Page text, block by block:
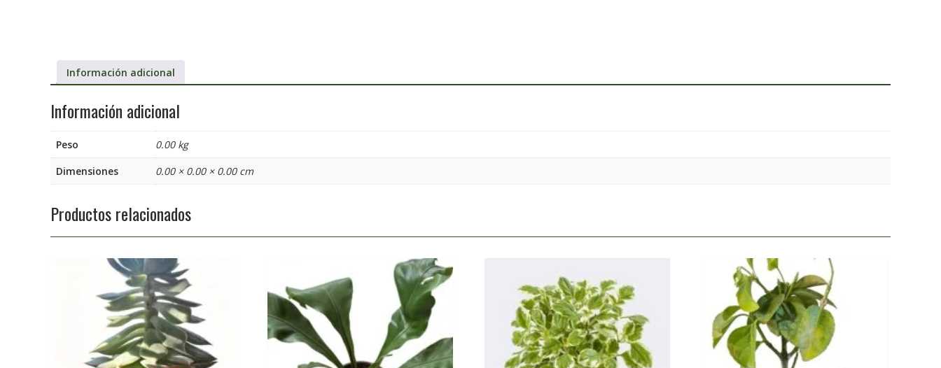
Información adicional
Información adicional
Peso
0.00 kg
Dimensiones
0.00 × 0.00 × 0.00 cm
Productos relacionados